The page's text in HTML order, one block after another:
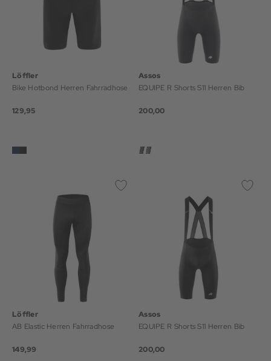
Löffler
Bike Hotbond Herren Fahrradhose
129,95
Assos
EQUIPE R Shorts S11 Herren Bib
200,00
Löffler
AB Elastic Herren Fahrradhose
149,99
Assos
EQUIPE R Shorts S11 Herren Bib
200,00